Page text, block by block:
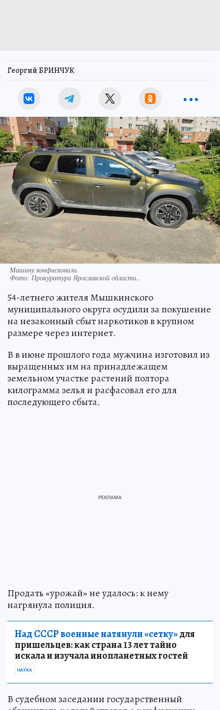
Георгий БРИНЧУК
Машину конфисковали.
Фото: Прокуратура Ярославской области..
54-летнего жителя Мышкинского
муниципального округа осудили за покушение
на незаконный сбыт наркотиков в крупном
размере через интернет.
В в июне прошлого года мужчина изготовил из
выращенных им на принадлежащем
земельном участке растений полтора
килограмма зелья и расфасовал его для
последующего сбыта.
Продать «урожай» не удалось: к нему
нагрянула полиция.
Над СССР военные натянули «сетку»для
пришельцев: как страна 13 лет тайно
искала и изучала инопланетных гостей
НАУКА
В судебном заседании государственный